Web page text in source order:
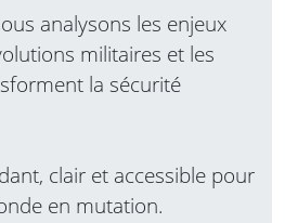
analysons les enjeux
militaires et les
la sécurité
clair et accessible pour
en mutation.